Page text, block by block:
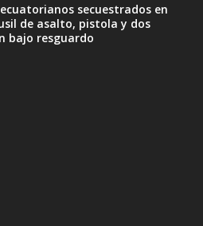
secuestrados en
de asalto, pistola y dos
bajo resguardo